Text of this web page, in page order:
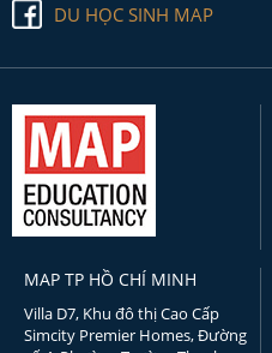
DU HỌC SINH MAP
MAP TP HỒ CHÍ MINH
Villa D7, Khu đô thị Cao Cấp
Simcity Premier Homes, Đường